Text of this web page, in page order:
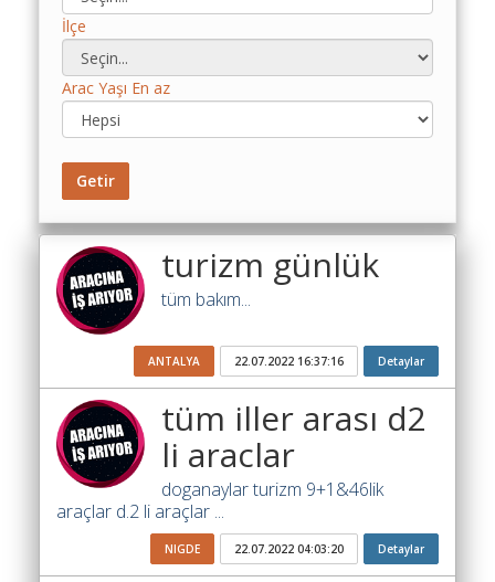
Kredili
Maliyet
Hesaplama
Toplu
Maliyet
Hesaplama
Şartname
Karşılaştırma
Robotu
Masaüstü
Programı
Sınır
Değer
Hesaplama
Akaryakıt
İlçe
Arac Yaşı En az
Getir
turizm günlük
tüm bakım...
ANTALYA 22.07.2022 16:37:16 Detaylar
tüm iller arası d2
li araclar
doganaylar turizm 9+1&46lik
araçlar d.2 li araçlar ...
NIGDE 22.07.2022 04:03:20 Detaylar